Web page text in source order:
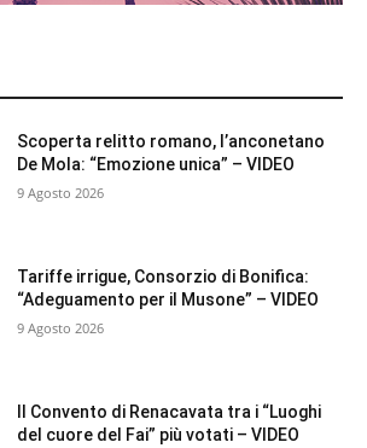
Scoperta relitto romano, l’anconetano
De Mola: “Emozione unica” – VIDEO
9 Agosto 2026
Tariffe irrigue, Consorzio di Bonifica:
“Adeguamento per il Musone” – VIDEO
9 Agosto 2026
Il Convento di Renacavata tra i “Luoghi
del cuore del Fai” più votati – VIDEO